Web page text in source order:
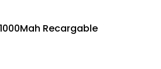
Recargable